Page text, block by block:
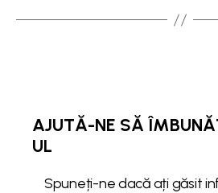
AJUTĂ-NE SĂ
UL
Spuneți-ne dacă ați găsit